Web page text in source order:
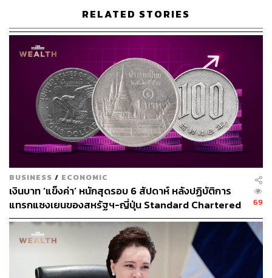
นอกจากนี้ ศาลยังได้อ้างถึงหลักคำถามสำคัญ (major
questions doctrine) ซึ่งเป็นหลักกฎหมายที่ศาลฎีกาเคยใช้ใน
การยกเลิกนโยบายของรัฐบาลชุดก่อนหน้าที่ถูกมองว่า
เป็นการใช้อำนาจฝ่ายบริหารเกินกว่าที่สภาคองเกรสมอบให้
อย่างไรก็ตาม ฝ่ายผู้พิพากษาเสียงข้างน้อยมีความเห็นต่าง
ออกไป โดยผู้พิพากษา ริชาร์ด ทารันโต ระบุว่ากฎหมาย
IEEPA นั้นเป็นการให้อำนาจในสถานการณ์ฉุกเฉินที่กว้าง
ขวางในขอบเขตของกิจการต่างประเทศ ซึ่งย่อมขยายไปไกล
กว่าอำนาจที่มีในสถานการณ์ปกติ
ก่อนหน้าที่จะมีคำตัดสิน ทีมกฎหมายของรัฐบาลทรัมป์ได้ส่ง
จดหมายถึงศาลอุทธรณ์ชี้แจงว่า การตัดสินคัดค้าน
ประธานาธิบดีจะนำมาซึ่ง ‘ผลกระทบที่ร้ายแรง’ และอาจนำ
ไปสู่ ‘ผลลัพธ์แบบเดียวกับวิกฤตเศรษฐกิจปี 1929’
โฮเวิร์ด ลัทนิค รัฐมนตรีพาณิชย์ ยังได้ยื่นเอกสารเพิ่มเติมถึง
ศาลเพียงไม่กี่ชั่วโมงก่อนคำตัดสิน ระบุว่าการตัดสินดังกล่าว
จะเป็นภัยต่อนโยบายต่างประเทศและความมั่นคงของสหรัฐฯ
RELATED STORIES
BUSINESS / ECONOMIC
เงินบาท ‘แข็งค่า’ หนักสุดรอบ 6 สัปดาห์ หลังปฏิบัติการ
แทรกแซงเยนของสหรัฐฯ-ญี่ปุ่น Standard Chartered
เปิดเป้าสิ้นปีนี้จ่อแข็งต่อแตะ 32.50 บาทต่อดอลลาร์
69